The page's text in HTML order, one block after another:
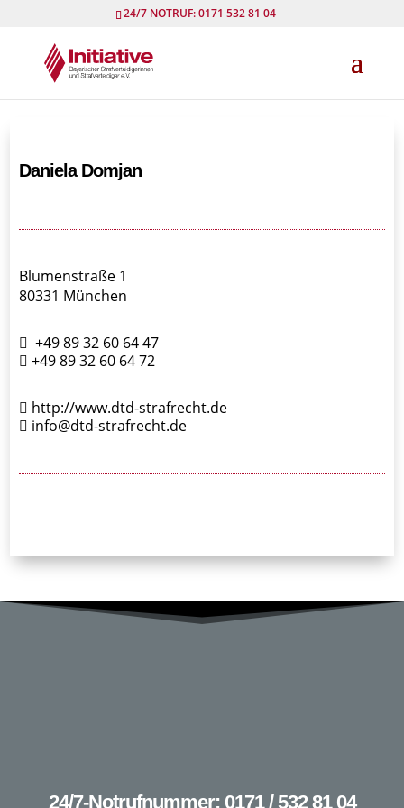
24/7 NOTRUF: 0171 532 81 04
Daniela Domjan
Blumenstraße 1
80331 München
+49 89 32 60 64 47
+49 89 32 60 64 72
http://www.dtd-strafrecht.de
info@dtd-strafrecht.de
24/7-Notrufnummer: 0171 / 532 81 04